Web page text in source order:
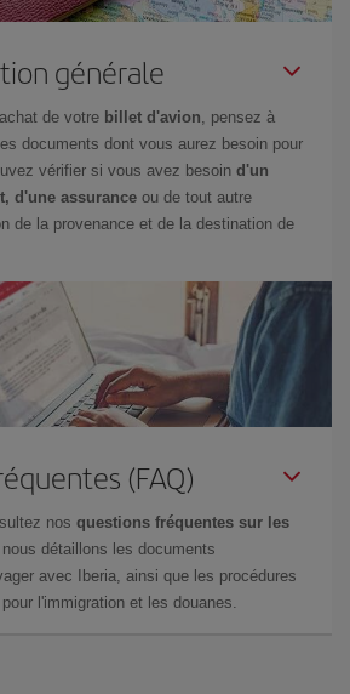
générale
de votre billet d'avion, pensez à
documents dont vous aurez besoin pour
vérifier si vous avez besoin d'un
d'une assurance ou de tout autre
de la provenance et de la destination de
(FAQ)
nos questions fréquentes sur les
nous détaillons les documents
avec Iberia, ainsi que les procédures
l'immigration et les douanes.